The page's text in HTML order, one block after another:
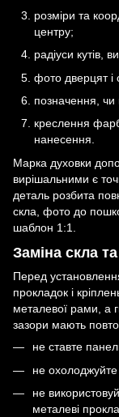
розміри та
центру;
радіуси кутів,
фото дверцят і
позначення, чи
креслення
нанесення.
Марка духовки
вирішальними є
деталь розбита
скла, фото до
шаблон 1:1.
Заміна скла
Перед
прокладок і
металевої рами, а
зазори мають
не ставте
не охолоджуйте
не
металеві